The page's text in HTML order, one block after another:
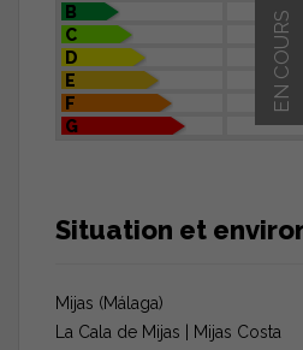
B
C
D
E
F
G
EN COURS
Situation et
Mijas (Málaga)
La Cala de Mijas | Mijas Costa